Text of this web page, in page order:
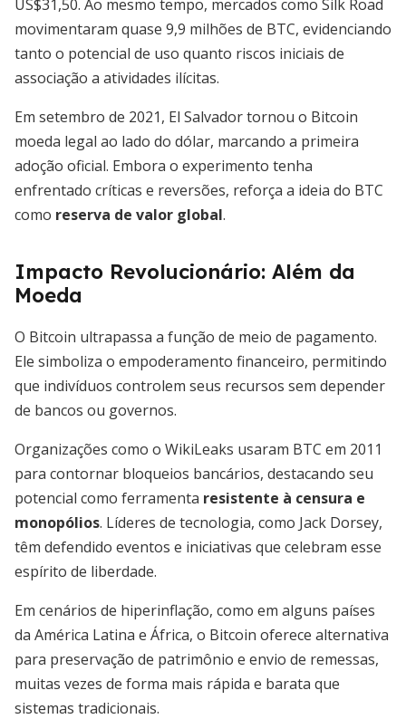
US$31,50. Ao mesmo tempo, mercados como Silk Road
movimentaram quase 9,9 milhões de BTC, evidenciando
tanto o potencial de uso quanto riscos iniciais de
associação a atividades ilícitas.
Em setembro de 2021, El Salvador tornou o Bitcoin
moeda legal ao lado do dólar, marcando a primeira
adoção oficial. Embora o experimento tenha
enfrentado críticas e reversões, reforça a ideia do BTC
como reserva de valor global.
Impacto Revolucionário: Além da
Moeda
O Bitcoin ultrapassa a função de meio de pagamento.
Ele simboliza o empoderamento financeiro, permitindo
que indivíduos controlem seus recursos sem depender
de bancos ou governos.
Organizações como o WikiLeaks usaram BTC em 2011
para contornar bloqueios bancários, destacando seu
potencial como ferramenta resistente à censura e
monopólios. Líderes de tecnologia, como Jack Dorsey,
têm defendido eventos e iniciativas que celebram esse
espírito de liberdade.
Em cenários de hiperinflação, como em alguns países
da América Latina e África, o Bitcoin oferece alternativa
para preservação de patrimônio e envio de remessas,
muitas vezes de forma mais rápida e barata que
sistemas tradicionais.